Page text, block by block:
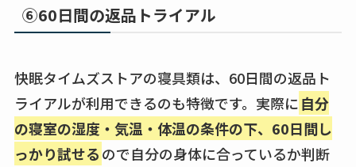
⑥60日間の返品トライアル
快眠タイムズストアの寝具類は、60日間の返品ト
ライアルが利用できるのも特徴です。実際に自分
の寝室の湿度・気温・体温の条件の下、60日間し
っかり試せるので自分の身体に合っているか判断